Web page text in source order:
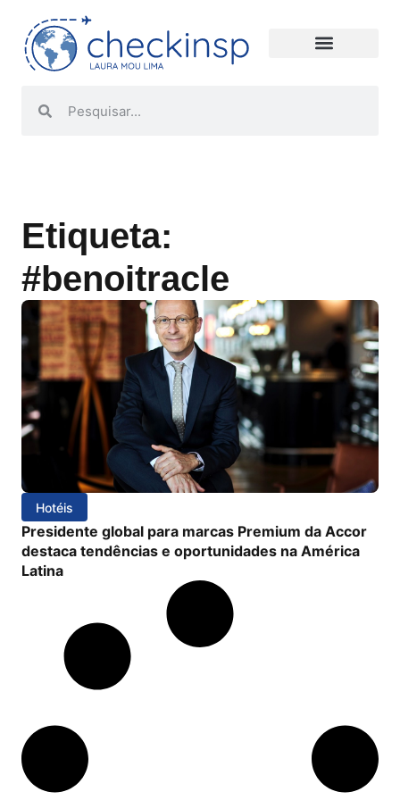
Etiqueta:
#benoitracle
Hotéis
Presidente global para marcas Premium da Accor
destaca tendências e oportunidades na América
Latina